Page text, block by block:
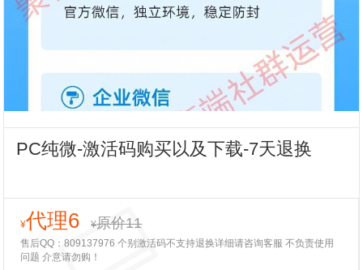
PC纯微-激活码购买以及下载-7天退换
¥代理6 ¥原价11
售后QQ：809137976 个别激活码不支持退换详细请咨询客服 不负责使用
问题 介意请勿购！